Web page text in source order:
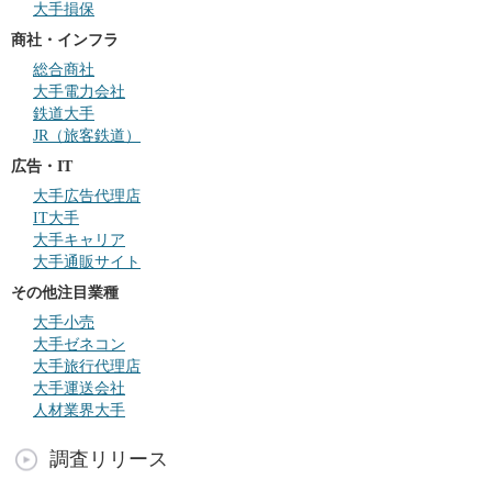
大手損保
商社・インフラ
総合商社
大手電力会社
鉄道大手
JR（旅客鉄道）
広告・IT
大手広告代理店
IT大手
大手キャリア
大手通販サイト
その他注目業種
大手小売
大手ゼネコン
大手旅行代理店
大手運送会社
人材業界大手
調査リリース